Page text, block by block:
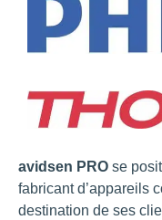
avidsen PRO se
fabricant d’appareils
destination de ses